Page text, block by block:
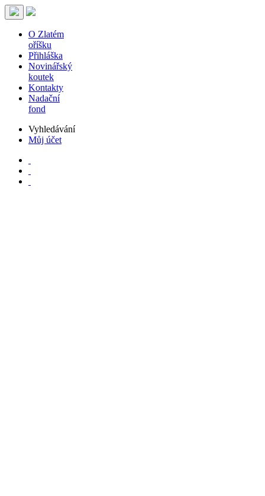
O Zlatém
oříšku
Přihláška
Novinářský
koutek
Kontakty
Nadační
fond
Vyhledávání
Můj účet